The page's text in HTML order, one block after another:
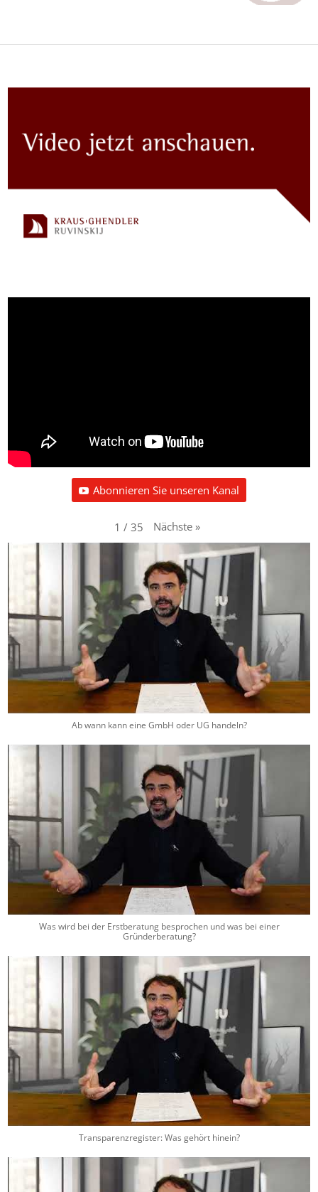
Abonnieren Sie unseren Kanal
1 / 35 Nächste »
Ab wann kann eine GmbH oder UG handeln?
Was wird bei der Erstberatung besprochen und was bei einer
Gründerberatung?
Transparenzregister: Was gehört hinein?